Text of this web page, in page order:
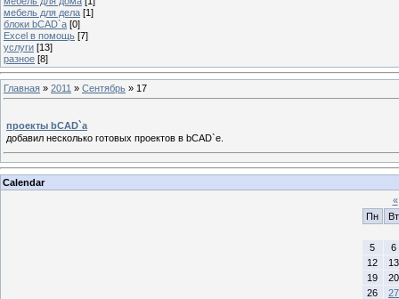
мебель для дела [1]
блоки bCAD`a [0]
Excel в помощь [7]
услуги [13]
разное [8]
Главная » 2011 » Сентябрь » 17
проекты bCAD`a
добавил несколько готовых проектов в bCAD`e.
Calendar
«
Пн
Вт
5
6
12
13
19
20
26
27